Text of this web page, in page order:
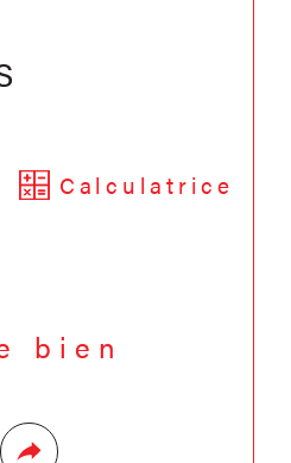
Calculatrice
bien